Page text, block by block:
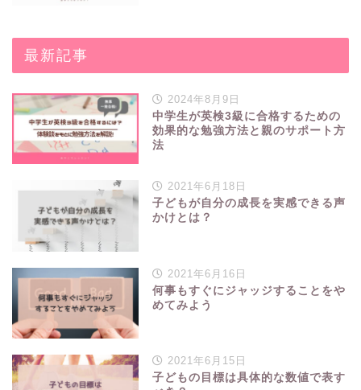
最新記事
2024年8月9日
中学生が英検3級に合格するための
効果的な勉強方法と親のサポート方
法
2021年6月18日
子どもが自分の成長を実感できる声
かけとは？
2021年6月16日
何事もすぐにジャッジすることをや
めてみよう
2021年6月15日
子どもの目標は具体的な数値で表す